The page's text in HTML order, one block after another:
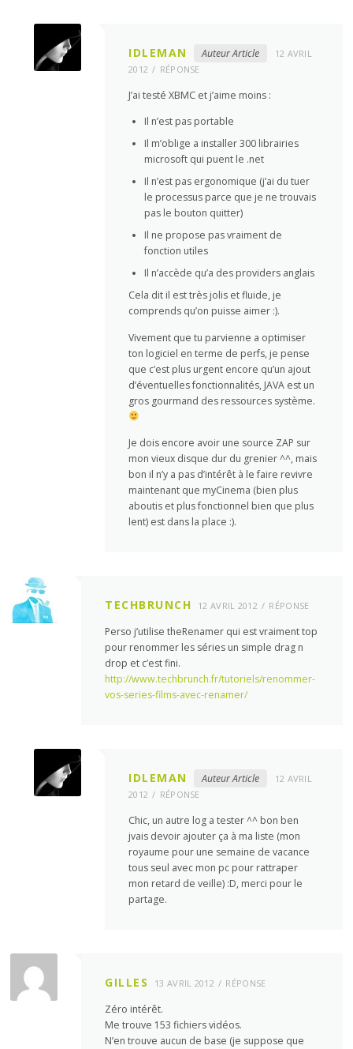
IDLEMAN Auteur Article
12 AVRIL
2012
RÉPONSE
J’ai testé XBMC et j’aime moins :
Il n’est pas portable
Il m’oblige a installer 300 librairies
microsoft qui puent le .net
Il n’est pas ergonomique (j’ai du tuer
le processus parce que je ne trouvais
pas le bouton quitter)
Il ne propose pas vraiment de
fonction utiles
Il n’accède qu’a des providers anglais
Cela dit il est très jolis et fluide, je
comprends qu’on puisse aimer :).
Vivement que tu parvienne a optimiser
ton logiciel en terme de perfs, je pense
que c’est plus urgent encore qu’un ajout
d’éventuelles fonctionnalités, JAVA est un
gros gourmand des ressources système.
Je dois encore avoir une source ZAP sur
mon vieux disque dur du grenier ^^, mais
bon il n’y a pas d’intérêt à le faire revivre
maintenant que myCinema (bien plus
aboutis et plus fonctionnel bien que plus
lent) est dans la place :).
TECHBRUNCH 12 AVRIL 2012 RÉPONSE
Perso j’utilise theRenamer qui est vraiment top
pour renommer les séries un simple drag n
drop et c’est fini.
http://www.techbrunch.fr/tutoriels/renommer-
vos-series-films-avec-renamer/
IDLEMAN Auteur Article
12 AVRIL
2012
RÉPONSE
Chic, un autre log a tester ^^ bon ben
jvais devoir ajouter ça à ma liste (mon
royaume pour une semaine de vacance
tous seul avec mon pc pour rattraper
mon retard de veille) :D, merci pour le
partage.
GILLES 13 AVRIL 2012 RÉPONSE
Zéro intérêt.
Me trouve 153 fichiers vidéos.
N’en trouve aucun de base (je suppose que